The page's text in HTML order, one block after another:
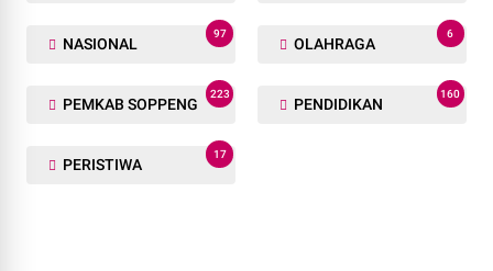
NASIONAL
97
OLAHRAGA
6
PEMKAB SOPPENG
223
PENDIDIKAN
160
PERISTIWA
17